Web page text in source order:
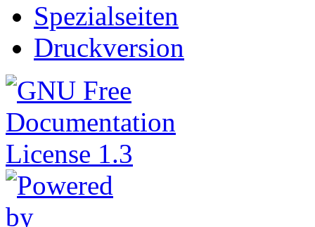
Spezialseiten
Druckversion